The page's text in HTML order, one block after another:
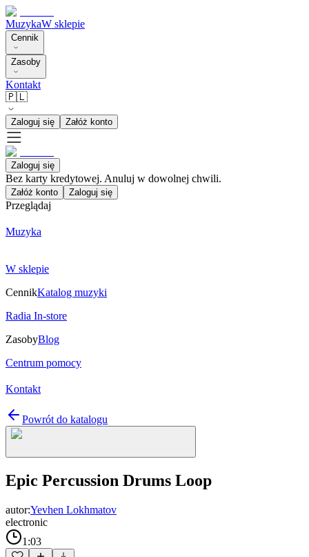
MuzykaW sklepie
Cennik
Zasoby
Kontakt
🇵🇱
Zaloguj się Załóż konto
Zaloguj się
Bez karty kredytowej. Anuluj w dowolnej chwili.
Załóż konto Zaloguj się
Przeglądaj
Muzyka
W sklepie
CennikKatalog muzyki
Radia In-store
ZasobyBlog
Centrum pomocy
Kontakt
Powrót do katalogu
Epic Percussion Drums Loop
autor:Yevhen Lokhmatov
electronic
1:03